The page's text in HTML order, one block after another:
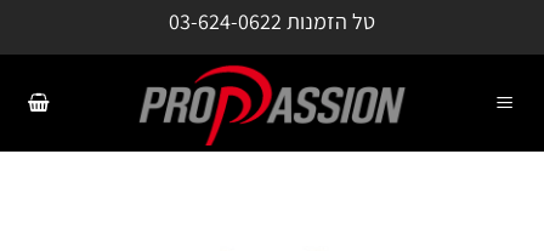
טל הזמנות 03-624-0622